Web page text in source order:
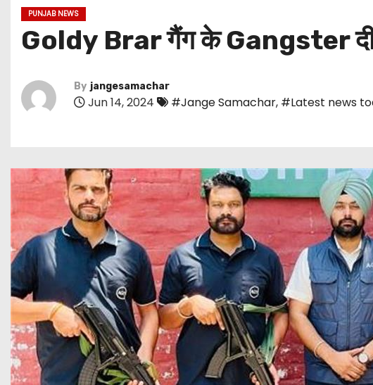
PUNJAB NEWS
Goldy Brar गैंग के Gangster
By jangesamachar
Jun 14, 2024 #Jange Samachar, #Latest news